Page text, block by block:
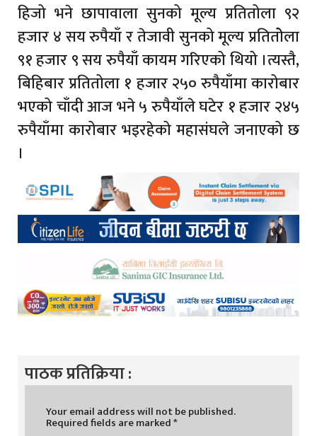
हिजो भने छापावाला सुनको मूल्य प्रतितोला ९२
हजार ४ सय रुपैयाँ र तेजावी सुनको मूल्य प्रतितोेला
९१ हजार ९ सय रुपैयाँ कायम गरिएको थियो ।त्यस्तै,
बिहिबार प्रतितोला १ हजार २५० रुपैयाँमा कारोबार
भएको चाँदी आज भने ५ रुपैयाँले घटेर १ हजार २४५
रुपैयाँमा कारोबार भइरहेको महासंघले जनाएको छ
।
पाठक प्रतिक्रिया :
Your email address will not be published.
Required fields are marked*